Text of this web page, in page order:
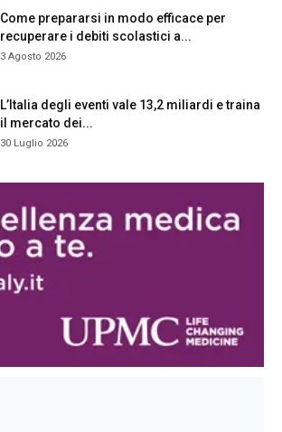
Come prepararsi in modo efficace per
recuperare i debiti scolastici a...
3 Agosto 2026
L’Italia degli eventi vale 13,2 miliardi e traina
il mercato dei...
30 Luglio 2026